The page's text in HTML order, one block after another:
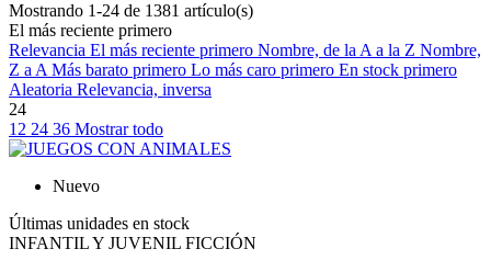
Mostrando 1-24 de 1381 artículo(s)
El más reciente primero
Relevancia El más reciente primero Nombre, de la A a la Z Nombre,
Z a AMás barato primero Lo más caro primero En stock primero
Aleatoria Relevancia, inversa
24
12 24 36 Mostrar todo
Nuevo
Últimas unidades en stock
INFANTIL Y JUVENIL FICCIÓN